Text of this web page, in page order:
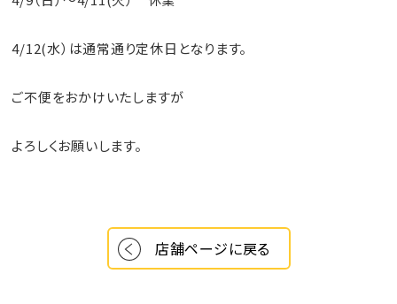
4/12(水）は通常通り定休日となります。
ご不便をおかけいたしますが
よろしくお願いします。
店舗ページに戻る